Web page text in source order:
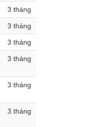
3 tháng
3 tháng
3 tháng
3 tháng
3 tháng
3 tháng